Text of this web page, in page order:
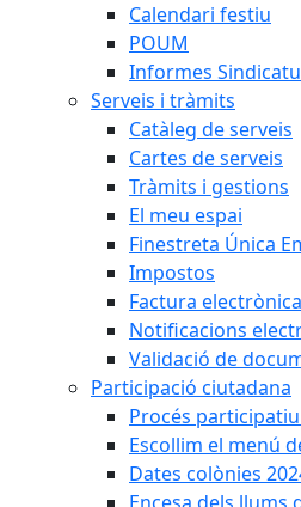
Calendari festiu
POUM
Informes
Serveis i tràmits
Catàleg de serveis
Cartes de serveis
Tràmits i gestions
El meu espai
Finestreta Única
Impostos
Factura electrònica
Notificacions
Validació de
Participació ciutadana
Procés
Escollim el menú
Dates colònies